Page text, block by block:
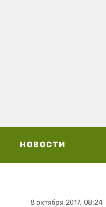
НОВОСТИ
8 октября 2017, 08:24